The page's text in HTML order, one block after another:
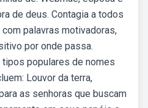
de deus. Contagia a todos
palavras motivadoras,
por onde passa.
populares de nomes
Louvor da terra,
as senhoras que buscam